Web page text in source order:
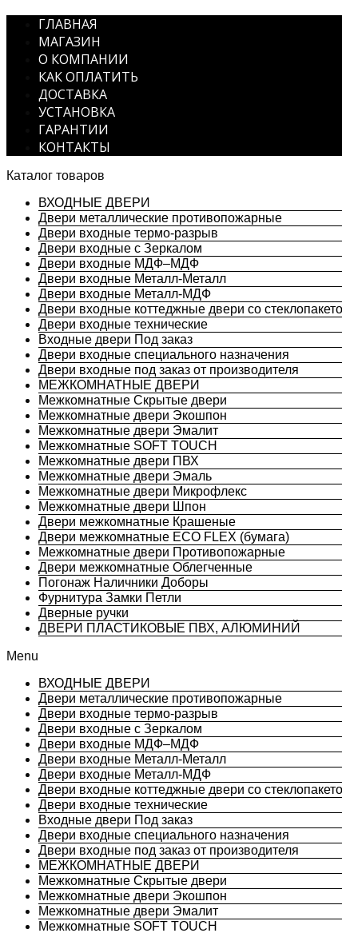
ГЛАВНАЯ
МАГАЗИН
О КОМПАНИИ
КАК ОПЛАТИТЬ
ДОСТАВКА
УСТАНОВКА
ГАРАНТИИ
КОНТАКТЫ
Каталог товаров
ВХОДНЫЕ ДВЕРИ
Двери металлические противопожарные
Двери входные термо-разрыв
Двери входные с Зеркалом
Двери входные МДФ–МДФ
Двери входные Металл-Металл
Двери входные Металл-МДФ
Двери входные коттеджные двери со
Двери входные технические
Входные двери Под заказ
Двери входные специального назначения
Двери входные под заказ от производителя
МЕЖКОМНАТНЫЕ ДВЕРИ
Межкомнатные Скрытые двери
Межкомнатные двери Экошпон
Межкомнатные двери Эмалит
Межкомнатные SOFT TOUCH
Межкомнатные двери ПВХ
Межкомнатные двери Эмаль
Межкомнатные двери Микрофлекс
Межкомнатные двери Шпон
Двери межкомнатные Крашеные
Двери межкомнатные ECO FLEX (бумага)
Межкомнатные двери Противопожарные
Двери межкомнатные Облегченные
Погонаж Наличники Доборы
Фурнитура Замки Петли
Дверные ручки
ДВЕРИ ПЛАСТИКОВЫЕ ПВХ, АЛЮМИНИЙ
Menu
ВХОДНЫЕ ДВЕРИ
Двери металлические противопожарные
Двери входные термо-разрыв
Двери входные с Зеркалом
Двери входные МДФ–МДФ
Двери входные Металл-Металл
Двери входные Металл-МДФ
Двери входные коттеджные двери со
Двери входные технические
Входные двери Под заказ
Двери входные специального назначения
Двери входные под заказ от производителя
МЕЖКОМНАТНЫЕ ДВЕРИ
Межкомнатные Скрытые двери
Межкомнатные двери Экошпон
Межкомнатные двери Эмалит
Межкомнатные SOFT TOUCH